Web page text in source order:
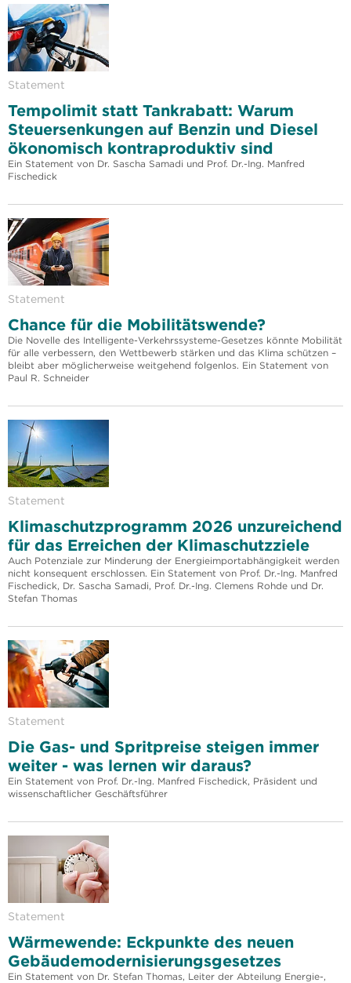
Statement
Tempolimit statt Tankrabatt: Warum
Steuersenkungen auf Benzin und Diesel
ökonomisch kontraproduktiv sind
Ein Statement von Dr. Sascha Samadi und Prof. Dr.-Ing. Manfred
Fischedick
Statement
Chance für die Mobilitätswende?
Die Novelle des Intelligente-Verkehrssysteme-Gesetzes könnte Mobilität
für alle verbessern, den Wettbewerb stärken und das Klima schützen –
bleibt aber möglicherweise weitgehend folgenlos. Ein Statement von
Paul R. Schneider
Statement
Klimaschutzprogramm 2026 unzureichend
für das Erreichen der Klimaschutzziele
Auch Potenziale zur Minderung der Energieimportabhängigkeit werden
nicht konsequent erschlossen. Ein Statement von Prof. Dr.-Ing. Manfred
Fischedick, Dr. Sascha Samadi, Prof. Dr.-Ing. Clemens Rohde und Dr.
Stefan Thomas
Statement
Die Gas- und Spritpreise steigen immer
weiter - was lernen wir daraus?
Ein Statement von Prof. Dr.-Ing. Manfred Fischedick, Präsident und
wissenschaftlicher Geschäftsführer
Statement
Wärmewende: Eckpunkte des neuen
Gebäudemodernisierungsgesetzes
Ein Statement von Dr. Stefan Thomas, Leiter der Abteilung Energie-,